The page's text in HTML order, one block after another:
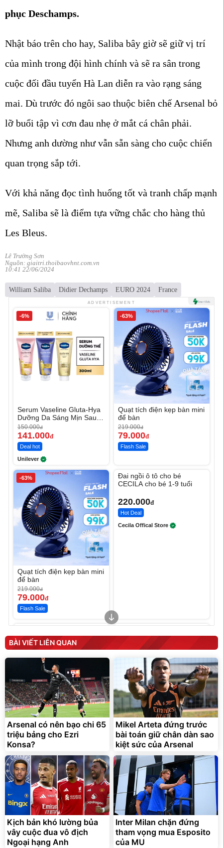
phục Deschamps.
Nhật báo trên cho hay, Saliba bây giờ sẽ giữ vị trí
của mình trong đội hình chính và sẽ ra sân trong
cuộc đối đầu tuyển Hà Lan diễn ra vào rạng sáng
mai. Dù trước đó ngôi sao thuộc biên chế Arsenal bỏ
lỡ buổi tập vì cơn đau nhẹ ở mắt cá chân phải.
Nhưng anh dường như vẫn sẵn sàng cho cuộc chiến
quan trọng sắp tới.
Với khả năng đọc tình huống tốt và tranh chấp mạnh
mẽ, Saliba sẽ là điểm tựa vững chắc cho hàng thủ
Les Bleus.
Lê Trường Sơn
Nguồn: giaitri.thoibaovhnt.com.vn
10:41 22/06/2024
William Saliba Didier Dechamps EURO 2024 France
ADVERTISEMENT
-6%
Serum Vaseline Gluta-Hya
Dưỡng Da Sáng Mịn Sau 7
Ngày
150.000đ
141.000đ
Deal hot
Unilever
-63%
Quạt tích điện kẹp bàn mini
để bàn
219.000đ
79.000đ
Flash Sale
-63%
Quạt tích điện kẹp bàn mini
để bàn
219.000đ
79.000đ
Flash Sale
Đai ngồi ô tô cho bé
CECILA cho bé 1-9 tuổi
220.000đ
Hot Deal
Cecila Offical Store
tức thì Vaseline Body
190.000đ
138.330đ
D2-001 - Thông Minh
3.000.000
2.200.000đ
Flash Sale
Unmute
Vali Bamozo Khung Nhôm
9066 Size 20/24/28 Cao
Cấp
1.000.000đ
825.000 đ
Flash Sale
Lót ghế ôtô, nâng lưng
chống nóng giúp thoải mái
trong di chuyển
295.000đ
Đã bán nhiều
BÀI VIẾT LIÊN QUAN
Arsenal có nên bạo chi 65
triệu bảng cho Ezri
Konsa?
Mikel Arteta đứng trước
bài toán giữ chân dàn sao
kiệt sức của Arsenal
Kịch bản khó lường bủa
vây cuộc đua vô địch
Ngoại hạng Anh
Inter Milan chặn đứng
tham vọng mua Esposito
của MU